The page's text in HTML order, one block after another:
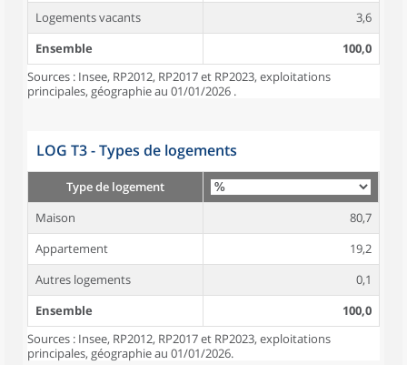
Logements vacants
3,6
Ensemble
100,0
Sources : Insee, RP2012, RP2017 et RP2023, exploitations
principales, géographie au 01/01/2026 .
LOG T3 - Types de logements
Type de logement
Maison
80,7
Appartement
19,2
Autres logements
0,1
Ensemble
100,0
Sources : Insee, RP2012, RP2017 et RP2023, exploitations
principales, géographie au 01/01/2026.